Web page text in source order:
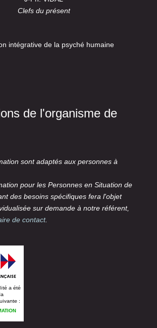
Clefs du présent
intégrative de la psyché humaine
de l'organisme de
sont adaptés aux personnes à
pour les Personnes en Situation de
des besoins spécifiques fera l'objet
sur demande à notre référent,
de contact.